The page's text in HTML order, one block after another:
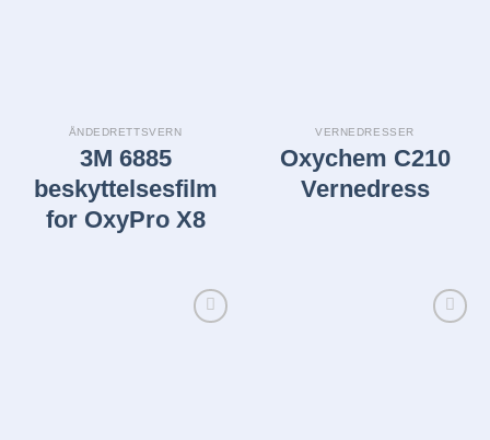
ÅNDEDRETTSVERN
3M 6885
beskyttelsesfilm
for OxyPro X8
VERNEDRESSER
Oxychem C210
Vernedress